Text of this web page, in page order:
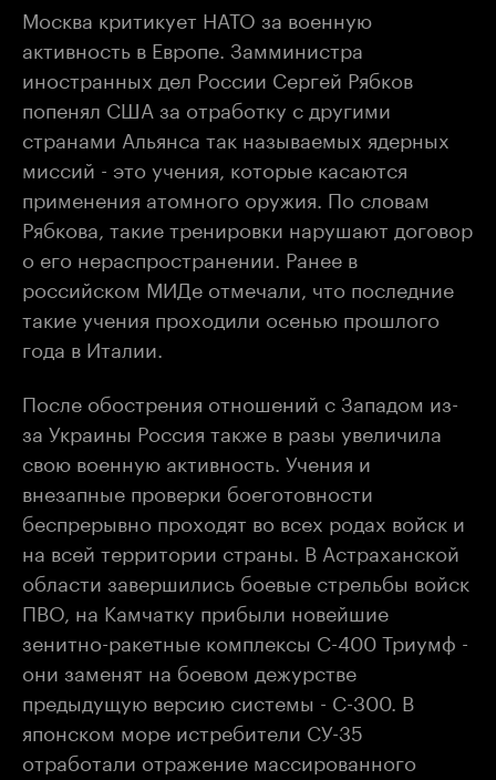
Москва критикует НАТО за военную
активность в Европе. Замминистра
иностранных дел России Сергей Рябков
попенял США за отработку с другими
странами Альянса так называемых ядерных
миссий - это учения, которые касаются
применения атомного оружия. По словам
Рябкова, такие тренировки нарушают договор
о его нераспространении. Ранее в
российском МИДе отмечали, что последние
такие учения проходили осенью прошлого
года в Италии.
После обострения отношений с Западом из-
за Украины Россия также в разы увеличила
свою военную активность. Учения и
внезапные проверки боеготовности
беспрерывно проходят во всех родах войск и
на всей территории страны. В Астраханской
области завершились боевые стрельбы войск
ПВО, на Камчатку прибыли новейшие
зенитно-ракетные комплексы С-400 Триумф -
они заменят на боевом дежурстве
предыдущую версию системы - С-300. В
японском море истребители СУ-35
отработали отражение массированного